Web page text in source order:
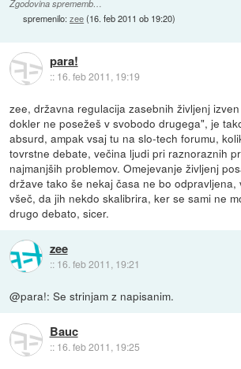
Zgodovina sprememb…
spremenilo:zee(16. feb 2011 ob 19:20)
para!
:: 16. feb 2011, 19:19
zee, državna regulacija zasebnih življenj
dokler ne posežeš v svobodo drugega", je
absurd, ampak vsaj tu na slo-tech forumu,
tovrstne debate, večina ljudi pri raznoraznih
najmanjših problemov. Omejevanje življenj
države tako še nekaj časa ne bo odpravljena,
všeč, da jih nekdo skalibrira, ker se sami ne
drugo debato, sicer.
zee
:: 16. feb 2011, 19:21
@para!: Se strinjam z napisanim.
Bauc
:: 16. feb 2011, 19:25